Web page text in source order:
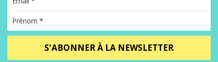
S'ABONNER À LA NEWSLETTER